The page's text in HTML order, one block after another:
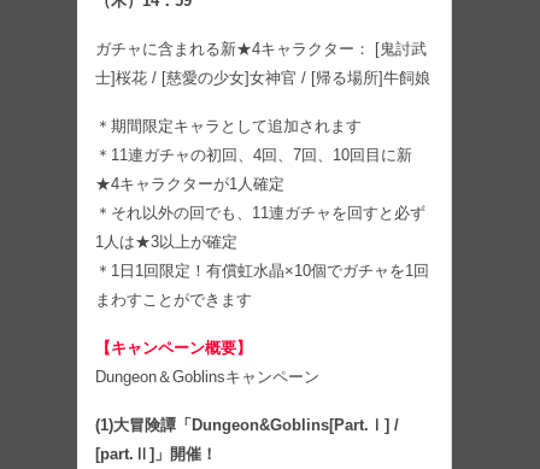
ガチャに含まれる新★4キャラクター： [鬼討武
士]桜花 / [慈愛の少女]女神官 / [帰る場所]牛飼娘
＊期間限定キャラとして追加されます
＊11連ガチャの初回、4回、7回、10回目に新
★4キャラクターが1人確定
＊それ以外の回でも、11連ガチャを回すと必ず
1人は★3以上が確定
＊1日1回限定！有償虹水晶×10個でガチャを1回
まわすことができます
【キャンペーン概要】
Dungeon＆Goblinsキャンペーン
(1)大冒険譚「Dungeon&Goblins[Part.Ⅰ] /
[part.Ⅱ]」開催！